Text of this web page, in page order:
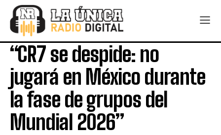
“CR7 se despide: no
jugará en México durante
la fase de grupos del
Mundial 2026”